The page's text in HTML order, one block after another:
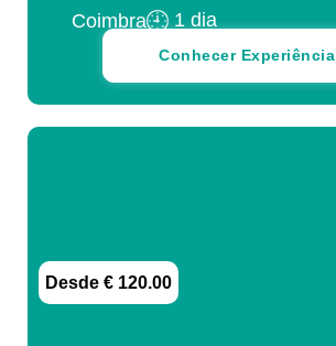
Coimbra 1 dia
Conhecer Experiência
Desde € 120.00